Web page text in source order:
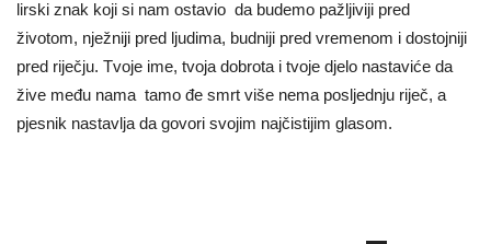
lirski znak koji si nam ostavio da budemo pažljiviji pred
životom, nježniji pred ljudima, budniji pred vremenom i dostojniji
pred riječju. Tvoje ime, tvoja dobrota i tvoje djelo nastaviće da
žive među nama tamo đe smrt više nema posljednju riječ, a
pjesnik nastavlja da govori svojim najčistijim glasom.